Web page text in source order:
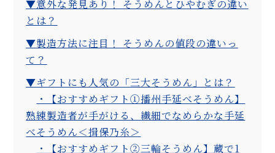
▼意外な発見あり！ そうめんとひやむぎの違い
とは？
▼製造方法に注目！ そうめんの値段の違いっ
て？
▼ギフトにも人気の「三大そうめん」とは？
・【おすすめギフト①播州手延べそうめん】
熟練製造者が手がける、繊細でなめらかな手延
べそうめん＜揖保乃糸＞
・【おすすめギフト②三輪そうめん】蔵で1